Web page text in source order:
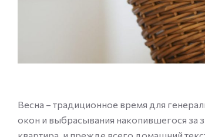
Весна – традиционное время для
окон и выбрасывания накопившегося за